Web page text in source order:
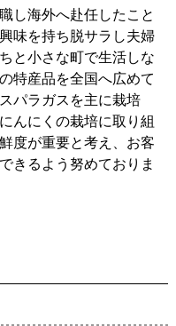
し海外へ赴任したこと
味を持ち脱サラし夫婦
と小さな町で生活しな
特産品を全国へ広めて
パラガスを主に栽培
んにくの栽培に取り組
度が重要と考え、お客
きるよう努めておりま